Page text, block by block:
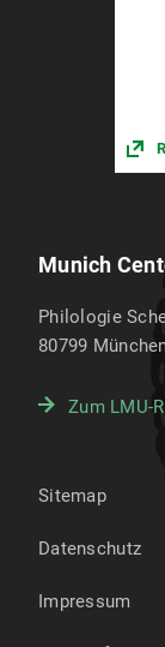
Munich
Philologie
80799
Zum LMU-
Sitemap
Datenschutz
Impressum